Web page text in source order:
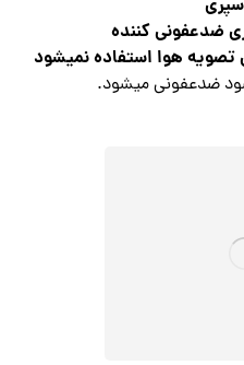
ضدعفونی کننده
تصویه هوا استفاده نمیشود
ضدعفونی میشود.